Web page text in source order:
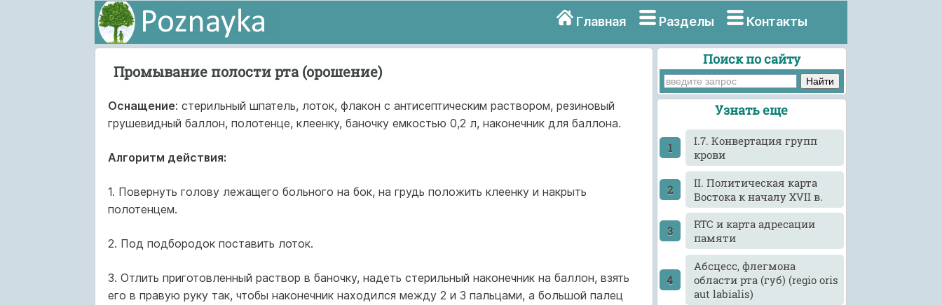
Главная Разделы Контакты
Промывание полости рта (орошение)
Оснащение: стерильный шпатель, лоток, флакон с антисептическим раствором, резиновый
грушевидный баллон, полотенце, клеенку, баночку емкостью 0,2 л, наконечник для баллона.
Алгоритм действия:
1. Повернуть голову лежащего больного на бок, на грудь положить клеенку и накрыть
полотенцем.
2. Под подбородок поставить лоток.
3. Отлить приготовленный раствор в баночку, надеть стерильный наконечник на баллон, взять
его в правую руку так, чтобы наконечник находился между 2 и 3 пальцами, а большой палец
Поиск по сайту
Узнать еще
I.7. Конвертация групп
крови
II. Политическая карта
Востока к началу XVII в.
RTC и карта адресации
памяти
Абсцесс, флегмона
области рта (губ) (regio oris
aut labialis)